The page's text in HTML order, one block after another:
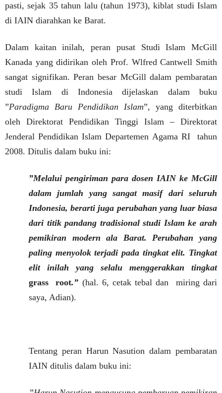
pasti, sejak 35 tahun lalu (tahun 1973), kiblat studi Islam
di IAIN diarahkan ke Barat.
Dalam kaitan inilah, peran pusat Studi Islam McGill
Kanada yang didirikan oleh Prof. Wlfred Cantwell Smith
sangat signifikan. Peran besar McGill dalam pembaratan
studi Islam di Indonesia dijelaskan dalam buku
”Paradigma Baru Pendidikan Islam”, yang diterbitkan
oleh Direktorat Pendidikan Tinggi Islam – Direktorat
Jenderal Pendidikan Islam Departemen Agama RI
tahun
2008. Ditulis dalam buku ini:
”Melalui pengiriman para dosen IAIN ke McGill
dalam jumlah yang sangat masif dari seluruh
Indonesia, berarti juga perubahan yang luar biasa
dari titik pandang tradisional studi Islam ke arah
pemikiran modern ala Barat.Perubahan yang
paling menyolok terjadi pada tingkat elit. Tingkat
elit inilah yang selalu menggerakkan tingkat
grass
root.” (hal. 6, cetak tebal dan
miring dari
saya, Adian).
Tentang peran Harun Nasution dalam pembaratan
IAIN ditulis dalam buku ini: